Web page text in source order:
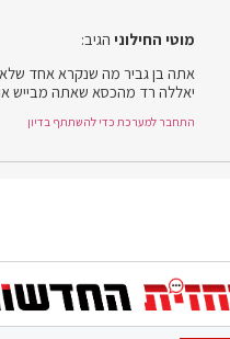
מוטי החילוני הגיב:
אתה בן גביר מה שנקרא אחד שלא
יאללה רד מהכסא שאתה מבייש
התחבר למערכת כדי להשתתף בדיון